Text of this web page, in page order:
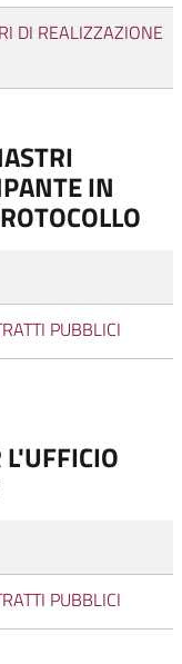
DI REALIZZAZIONE
IN
PUBBLICI
PUBBLICI